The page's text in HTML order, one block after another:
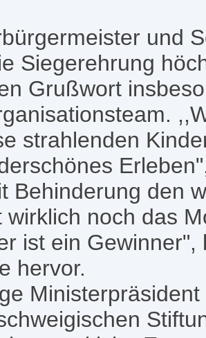
und
Siegerehrung
Grußwort
strahlenden
Behinderung den
noch das
ist ein Gewinner",
hervor.